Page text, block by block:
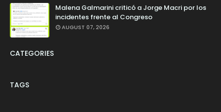
Malena Galmarini criticó a Jorge Macri por los
incidentes frente al Congreso
AUGUST 07, 2026
CATEGORIES
TAGS